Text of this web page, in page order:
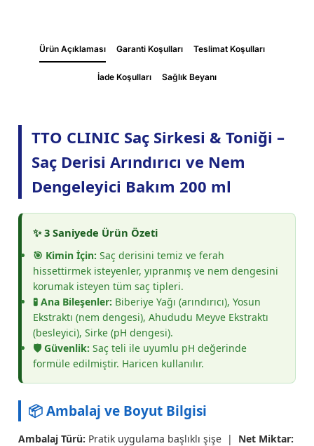
Ürün Açıklaması Garanti Koşulları Teslimat Koşulları
İade Koşulları Sağlık Beyanı
TTO CLINIC Saç Sirkesi & Toniği –
Saç Derisi Arındırıcı ve Nem
Dengeleyici Bakım 200 ml
✨ 3 Saniyede Ürün Özeti
🎯 Kimin İçin: Saç derisini temiz ve ferah
hissettirmek isteyenler, yıpranmış ve nem dengesini
korumak isteyen tüm saç tipleri.
🧪 Ana Bileşenler: Biberiye Yağı (arındırıcı), Yosun
Ekstraktı (nem dengesi), Ahududu Meyve Ekstraktı
(besleyici), Sirke (pH dengesi).
🛡️ Güvenlik: Saç teli ile uyumlu pH değerinde
formüle edilmiştir. Haricen kullanılır.
📦 Ambalaj ve Boyut Bilgisi
Ambalaj Türü: Pratik uygulama başlıklı şişe | Net Miktar: